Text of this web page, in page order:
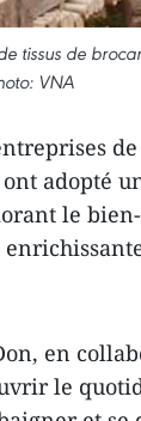
tissus de
VNA
adopté
le
en
le